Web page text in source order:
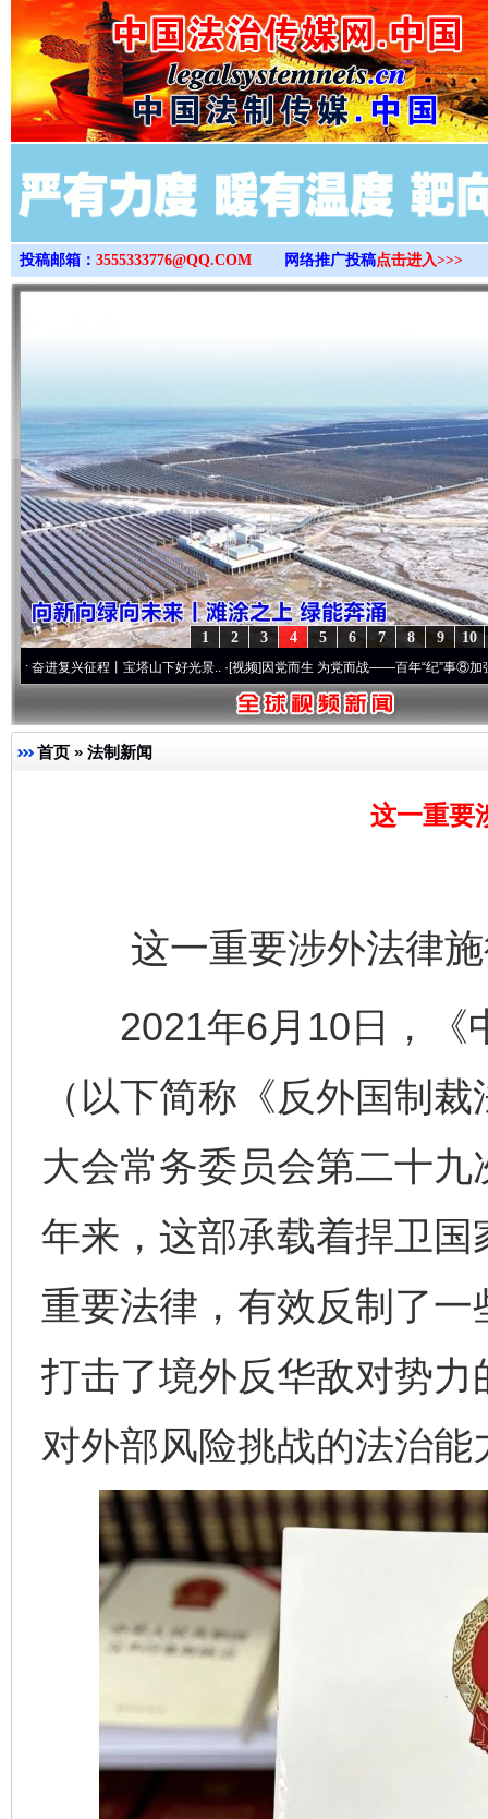
>
投稿邮箱： 3555333776@QQ.COM 网络推广投稿点击进入>>>
10
9
8
7
6
5
4
3
2
1
征程丨宝塔山下好光景..·[视频]因党而生 为党而战——百年“纪”事⑧加强纪律..·[视
首页 » 法制新闻
这一重要
这一重要涉外法律施
2021年6月10日，《
（以下简称《反外国制
大会常务委员会第二十
年来，这部承载着捍卫
重要法律，有效反制了
打击了境外反华敌对势
对外部风险挑战的法治能